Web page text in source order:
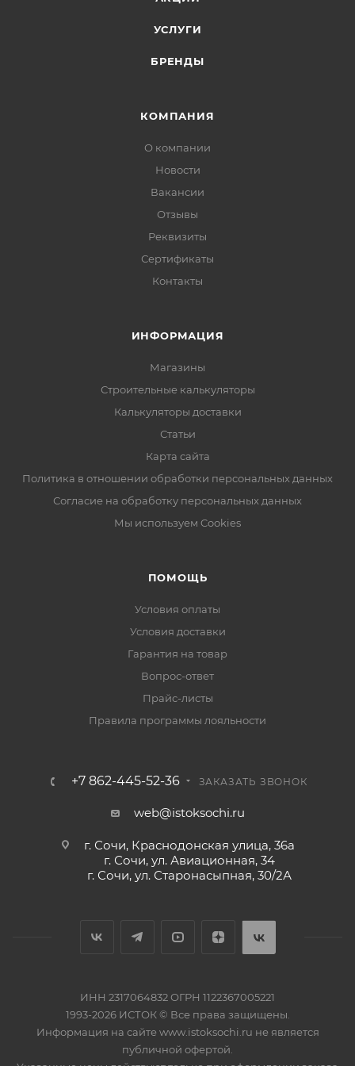
УСЛУГИ
БРЕНДЫ
КОМПАНИЯ
О компании
Новости
Вакансии
Отзывы
Реквизиты
Сертификаты
Контакты
ИНФОРМАЦИЯ
Магазины
Строительные калькуляторы
Калькуляторы доставки
Статьи
Карта сайта
Политика в отношении обработки персональных данных
Согласие на обработку персональных данных
Мы используем Cookies
ПОМОЩЬ
Условия оплаты
Условия доставки
Гарантия на товар
Вопрос-ответ
Прайс-листы
Правила программы лояльности
+7 862-445-52-36 ЗАКАЗАТЬ ЗВОНОК
web@istoksochi.ru
г. Сочи, Краснодонская улица, 36а
г. Сочи, ул. Авиационная, 34
г. Сочи, ул. Старонасыпная, 30/2А
ИНН 2317064832 ОГРН 1122367005221
1993-2026 ИСТОК © Все права защищены.
Информация на сайте www.istoksochi.ru не является
публичной офертой.